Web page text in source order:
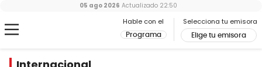
Hable con el
Programa
Selecciona tu emisora
Elige tu emisora
05 ago 2026 Actualizado 22:50